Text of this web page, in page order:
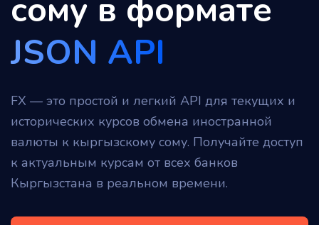
сому в формате
JSON API
FX — это простой и легкий API для текущих и
исторических курсов обмена иностранной
валюты к кыргызскому сому. Получайте доступ
к актуальным курсам от всех банков
Кыргызстана в реальном времени.